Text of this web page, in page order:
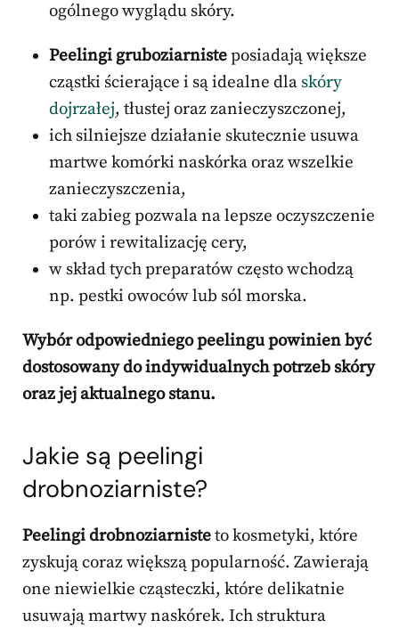
ogólnego wyglądu skóry.
Peelingi gruboziarnisteposiadają większe
cząstki ścierające i są idealne dla skóry
dojrzałej, tłustej oraz zanieczyszczonej,
ich silniejsze działanie skutecznie usuwa
martwe komórki naskórka oraz wszelkie
zanieczyszczenia,
taki zabieg pozwala na lepsze oczyszczenie
porów i rewitalizację cery,
w skład tych preparatów często wchodzą
np. pestki owoców lub sól morska.
Wybór odpowiedniego peelingu powinien być
dostosowany do indywidualnych potrzeb skóry
oraz jej aktualnego stanu.
Jakie są peelingi
drobnoziarniste?
Peelingi drobnoziarnisteto kosmetyki, które
zyskują coraz większą popularność. Zawierają
one niewielkie cząsteczki, które delikatnie
usuwają martwy naskórek. Ich struktura